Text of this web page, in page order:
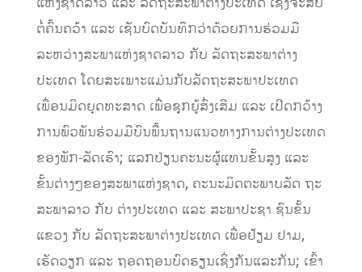
ຕໍ່ຄົ້ນຄວ້າ ແລະ ເຊັນບົດບັນທຶກວ່າດ້ວຍການຮ່ວມມື
ລະຫວ່າງສະພາແຫ່ງຊາດລາວ ກັບ ລັດຖະສະພາຕ່າງ
ປະເທດ ໂດຍສະເພາະແມ່ນກັບລັດຖະສະພາປະເທດ
ເພື່ອນມິດຍຸດທະສາດ ເພື່ອຊຸກຍູ້ສົ່ງເສີມ ແລະ ເປີດກວ້າງ
ການພົວພັນຮ່ວມມືບົນພື້ນຖານແນວທາງການຕ່າງປະເທດ
ຂອງພັກ-ລັດເຮົາ; ແລກປ່ຽນຄະນະຜູ້ແທນຂັ້ນສູງ ແລະ
ຂັ້ນຕ່າງໆຂອງສະພາແຫ່ງຊາດ, ຄະນະມິດຕະພາບລັດ ຖະ
ສະພາລາວ ກັບ ຕ່າງປະເທດ ແລະ ສະພາປະຊາ ຊົນຂັ້ນ
ແຂວງ ກັບ ລັດຖະສະພາຕ່າງປະເທດ ເພື່ອຢ້ຽມ ຢາມ,
ເຮັດວຽກ ແລະ ຖອດຖອນບົດຮຽນເຊິ່ງກັນແລະກັນ; ເຂົ້າ